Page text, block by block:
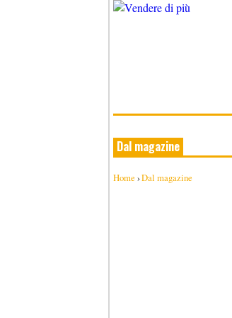
Dal magazine
Home ›Dal magazine